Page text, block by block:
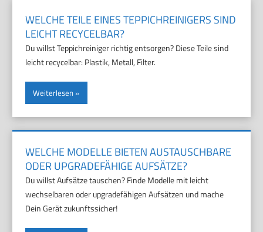
WELCHE TEILE EINES TEPPICHREINIGERS SIND
LEICHT RECYCELBAR?
Du willst Teppichreiniger richtig entsorgen? Diese Teile sind
leicht recycelbar: Plastik, Metall, Filter.
Weiterlesen
WELCHE MODELLE BIETEN AUSTAUSCHBARE
ODER UPGRADEFÄHIGE AUFSÄTZE?
Du willst Aufsätze tauschen? Finde Modelle mit leicht
wechselbaren oder upgradefähigen Aufsätzen und mache
Dein Gerät zukunftssicher!